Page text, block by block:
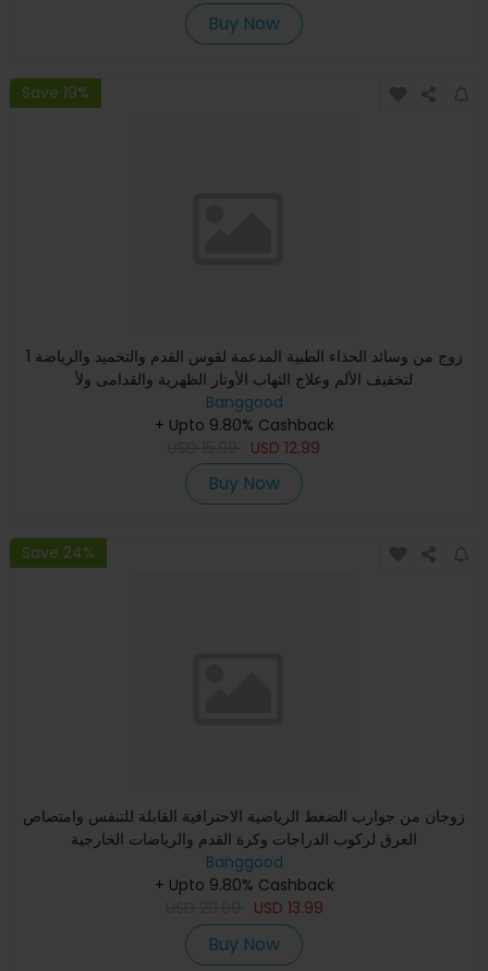
Buy Now
Save 19%
1 زوج من وسائد الحذاء الطبية المدعمة لقوس القدم والتخميد والرياضة
لتخفيف الألم وعلاج التهاب الأوتار الظهرية والقدامى ولأ
Banggood
+ Upto 9.80% Cashback
USD 12.99
Buy Now
Save 24%
زوجان من جوارب الضغط الرياضية الاحترافية القابلة للتنفس وامتصاص
العرق لركوب الدراجات وكرة القدم والرياضات الخارجية
Banggood
+ Upto 9.80% Cashback
USD 13.99
Buy Now